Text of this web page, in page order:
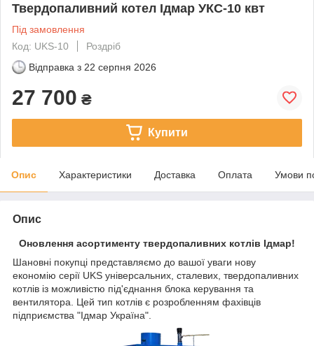
Твердопаливний котел Ідмар УКС-10 квт
Під замовлення
Код: UKS-10
Роздріб
Відправка з 22 серпня 2026
27 700 ₴
Купити
Опис Характеристики Доставка Оплата Умови
Опис
Оновлення асортименту твердопаливних котлів Ідмар!
Шановні покупці представляємо до вашої уваги нову
економію серії UKS універсальних, сталевих, твердопаливних
котлів із можливістю під'єднання блока керування та
вентилятора. Цей тип котлів є розробленням фахівців
підприємства "Ідмар Україна".